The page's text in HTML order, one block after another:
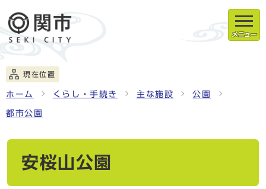
メニュー
現在位置
ホーム くらし・手続き 主な施設 公園
都市公園
安桜山公園